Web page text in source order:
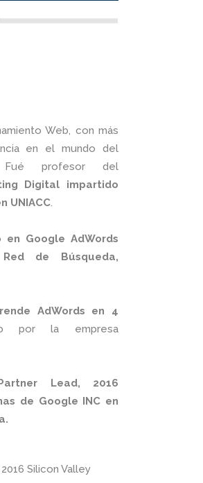
Web, con más
en el mundo del
profesor del
Digital impartido
UNIACC.
en Google AdWords
de Búsqueda,
AdWords en 4
por la empresa
Lead, 2016
de Google INC en